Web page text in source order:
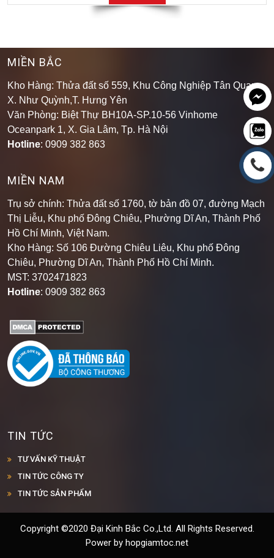
MIỀN BẮC
Kho Hàng: Thửa đất số 559, Khu Công Nghiệp Tân Quang,
X. Như Quỳnh,T. Hưng Yên
Văn Phòng: Biệt Thự BH10A-SP.10-56 Vinhome
Oceanpark 1, X. Gia Lâm, Tp. Hà Nội
Hotline: 0909 382 863
MIỀN NAM
Trụ sở chính: Thửa đất số 1760, tờ bản đồ 07, đường Mạch
Thị Liễu, Khu phố Đông Chiêu, Phường Dĩ An, Thành Phố
Hồ Chí Minh, Việt Nam.
Kho Hàng: Số 106 Đường Chiêu Liêu, Khu phố Đông
Chiêu, Phường Dĩ An, Thành Phố Hồ Chí Minh.
MST: 3702471823
Hotline: 0909 382 863
TIN TỨC
TƯ VẤN KỸ THUẬT
TIN TỨC CÔNG TY
TIN TỨC SẢN PHẨM
Copyright ©2020 Đại Kinh Bắc Co.,Ltd. All Rights Reserved.
Power by hopgiamtoc.net